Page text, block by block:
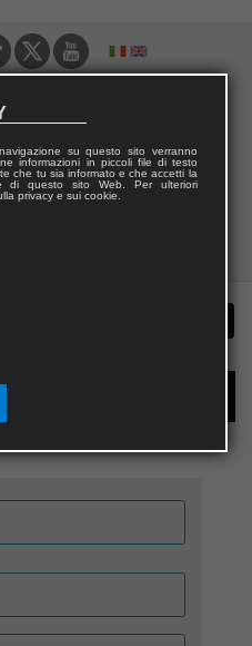
per acquisti sul sito
su questo sito verranno
informazioni in piccoli file di testo
che tu sia informato e che accetti la
di questo sito Web. Per ulteriori
privacy e sui cookie.